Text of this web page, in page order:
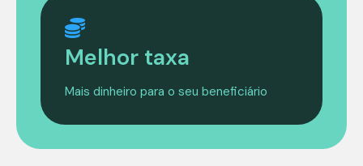
Melhor taxa
Mais dinheiro para o seu beneficiário